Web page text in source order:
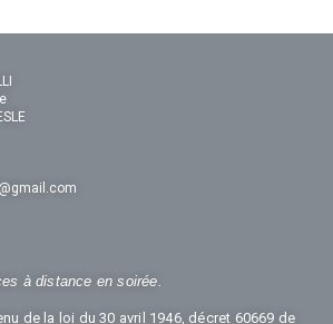
à distance en soirée.
de la loi du 30 avril 1946, décret 60669 de